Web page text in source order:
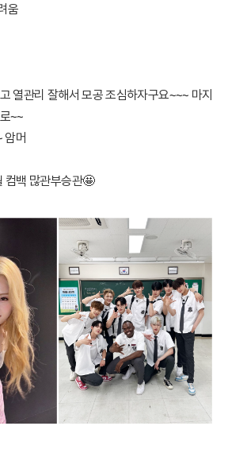
움
열관리 잘해서 모공 조심하자구요~~~ 마지
~~
암머
컴백 많관부승관🤩